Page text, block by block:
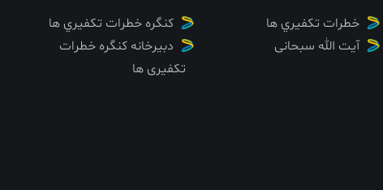
خطرات تکفيري ها
کنگره خطرات تکفيري ها
آیت الله سبحانی
دبیرخانه کنگره خطرات
تکفیری ها